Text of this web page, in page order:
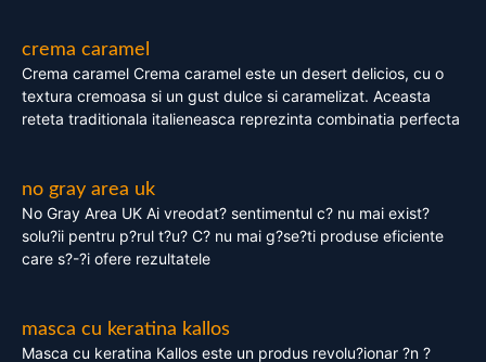
crema caramel
Crema caramel Crema caramel este un desert delicios, cu o
textura cremoasa si un gust dulce si caramelizat. Aceasta
reteta traditionala italieneasca reprezinta combinatia perfecta
no gray area uk
No Gray Area UK Ai vreodat? sentimentul c? nu mai exist?
solu?ii pentru p?rul t?u? C? nu mai g?se?ti produse eficiente
care s?-?i ofere rezultatele
masca cu keratina kallos
Masca cu keratina Kallos este un produs revolu?ionar ?n ?